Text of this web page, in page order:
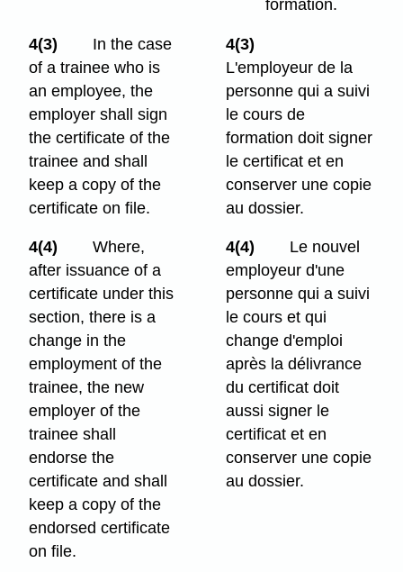
formation.
4(3)
In the case
of a trainee who is
an employee, the
employer shall sign
the certificate of the
trainee and shall
keep a copy of the
certificate on file.
4(3)
L'employeur de la
personne qui a suivi
le cours de
formation doit signer
le certificat et en
conserver une copie
au dossier.
4(4)
Where,
after issuance of a
certificate under this
section, there is a
change in the
employment of the
trainee, the new
employer of the
trainee shall
endorse the
certificate and shall
keep a copy of the
endorsed certificate
on file.
4(4)
Le nouvel
employeur d'une
personne qui a suivi
le cours et qui
change d'emploi
après la délivrance
du certificat doit
aussi signer le
certificat et en
conserver une copie
au dossier.